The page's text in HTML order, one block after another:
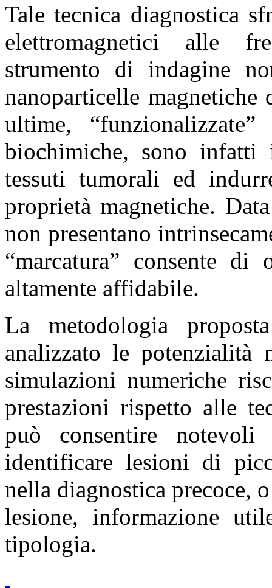
Tale tecnica diagnostica
elettromagnetici alle
strumento di indagine
nanoparticelle magnetiche
ultime,
biochimiche, sono
tessuti tumorali ed
proprietà magnetiche.
non presentano
“marcatura” consente di
altamente affidabile.
La metodologia
analizzato le potenzialità
simulazioni numeriche
prestazioni rispetto alle
può consentire
identificare lesioni di
nella diagnostica precoce,
lesione, informazione
tipologia.